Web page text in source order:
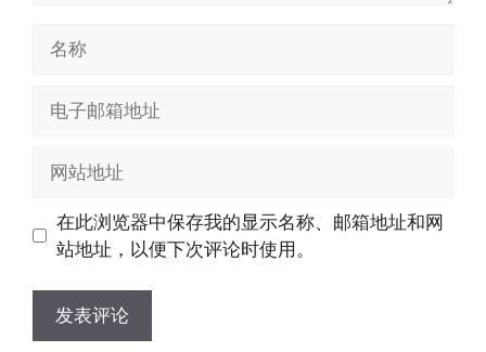
址
址
在此浏览器中保存我的显示名称、邮箱地址和网
站地址，以便下次评论时使用。